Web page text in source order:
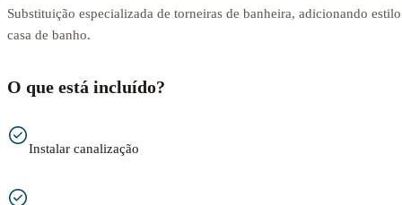
Substituição especializada de torneiras de banheira, adicionando
casa de banho.
O que está incluído?
Instalar canalização